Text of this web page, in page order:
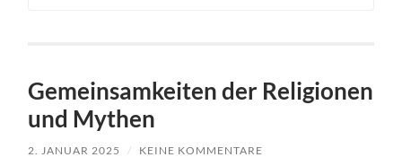
Gemeinsamkeiten der Religionen
und Mythen
2. JANUAR 2025 / KEINE KOMMENTARE